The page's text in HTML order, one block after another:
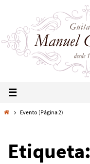
Evento (Página 2)
Etiqueta: